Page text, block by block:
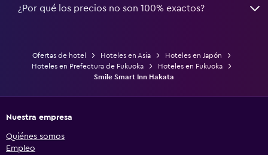
¿Por qué los precios no son 100% exactos?
Ofertas de hotel Hoteles en Asia
Hoteles en Japón
Hoteles en Prefectura de Fukuoka
Hoteles en Fukuoka
Smile Smart Inn Hakata
Nuestra empresa
Quiénes somos
Empleo